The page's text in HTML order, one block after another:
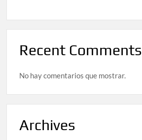
Recent Comments
No hay comentarios que mostrar.
Archives